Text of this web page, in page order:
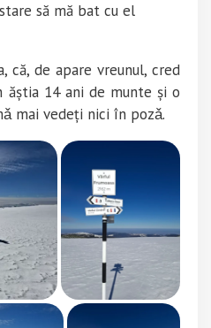
să mă bat cu el
că, de apare vreunul, cred
14 ani de munte și o
mai vedeți nici în pozǎ.